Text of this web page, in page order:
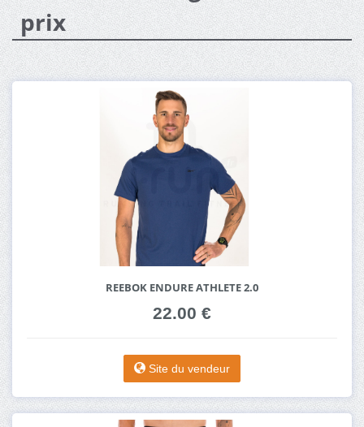
prix
REEBOK ENDURE ATHLETE 2.0
22.00 €
Site du vendeur